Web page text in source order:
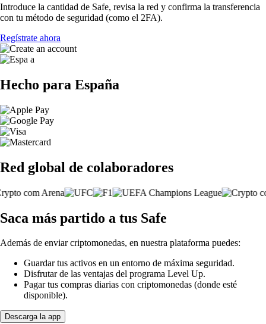
Introduce la cantidad de Safe, revisa la red y confirma la transferencia
con tu método de seguridad (como el 2FA).
Regístrate ahora
Hecho para España
Red global de colaboradores
Saca más partido a tus Safe
Además de enviar criptomonedas, en nuestra plataforma puedes:
Guardar tus activos en un entorno de máxima seguridad.
Disfrutar de las ventajas del programa Level Up.
Pagar tus compras diarias con criptomonedas (donde esté
disponible).
Descarga la app